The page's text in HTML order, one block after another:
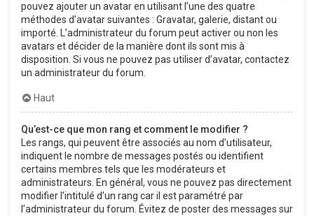
pouvez ajouter un avatar en utilisant l’une des quatre
méthodes d’avatar suivantes : Gravatar, galerie, distant ou
importé. L’administrateur du forum peut activer ou non les
avatars et décider de la manière dont ils sont mis à
disposition. Si vous ne pouvez pas utiliser d’avatar, contactez
un administrateur du forum.
Haut
Qu’est-ce que mon rang et comment le modifier ?
Les rangs, qui peuvent être associés au nom d’utilisateur,
indiquent le nombre de messages postés ou identifient
certains membres tels que les modérateurs et
administrateurs. En général, vous ne pouvez pas directement
modifier l’intitulé d’un rang car il est paramétré par
l’administrateur du forum. Évitez de poster des messages sur